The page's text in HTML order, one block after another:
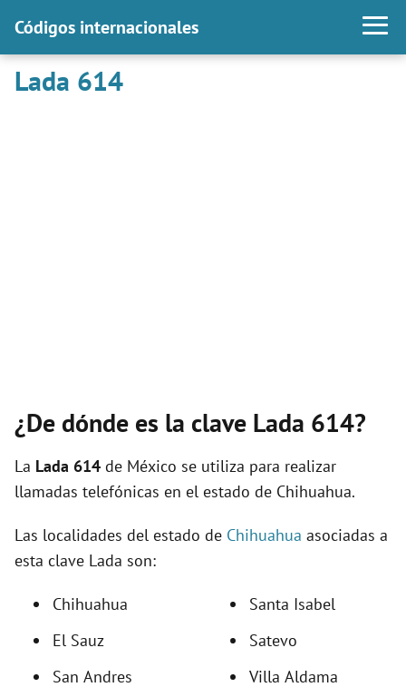
Códigos internacionales
Lada 614
¿De dónde es la clave Lada 614?
La Lada 614 de México se utiliza para realizar
llamadas telefónicas en el estado de Chihuahua.
Las localidades del estado de Chihuahua asociadas a
esta clave Lada son:
Chihuahua
El Sauz
San Andres
Santa Isabel
Satevo
Villa Aldama